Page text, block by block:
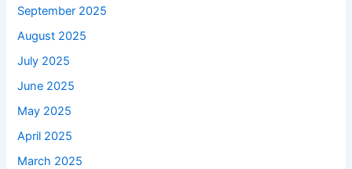
September 2025
August 2025
July 2025
June 2025
May 2025
April 2025
March 2025